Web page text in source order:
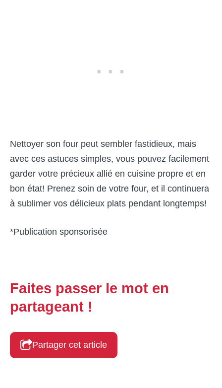
Nettoyer son four peut sembler fastidieux, mais
avec ces astuces simples, vous pouvez facilement
garder votre précieux allié en cuisine propre et en
bon état! Prenez soin de votre four, et il continuera
à sublimer vos délicieux plats pendant longtemps!
*Publication sponsorisée
Faites passer le mot en
partageant !
Partager cet article